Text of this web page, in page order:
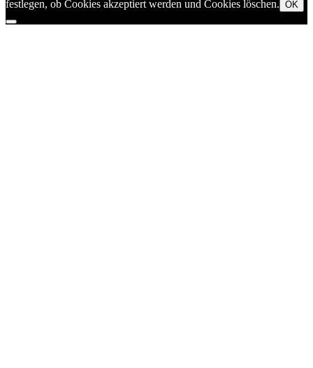
festlegen, ob Cookies akzeptiert werden und Cookies löschen. OK